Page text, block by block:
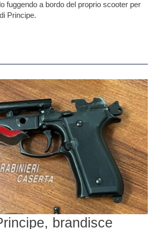
fuggendo a bordo del proprio scooter per
Principe.
brandisce